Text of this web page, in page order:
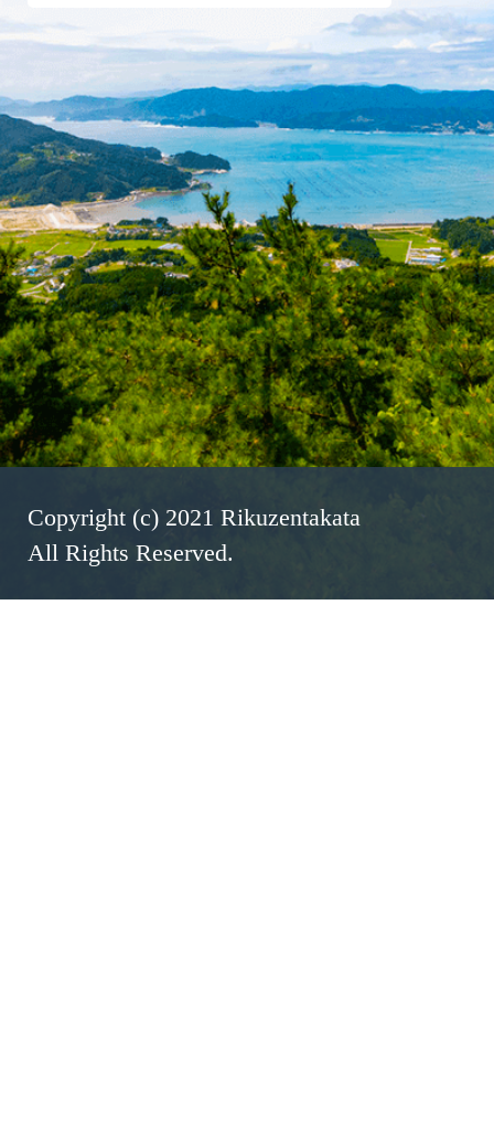
Copyright (c) 2021 Rikuzentakata
All Rights Reserved.